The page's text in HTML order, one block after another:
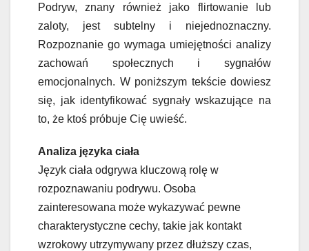
Podryw, znany również jako flirtowanie lub
zaloty, jest subtelny i niejednoznaczny.
Rozpoznanie go wymaga umiejętności analizy
zachowań społecznych i sygnałów
emocjonalnych. W poniższym tekście dowiesz
się, jak identyfikować sygnały wskazujące na
to, że ktoś próbuje Cię uwieść.
Analiza języka ciała
Język ciała odgrywa kluczową rolę w
rozpoznawaniu podrywu. Osoba
zainteresowana może wykazywać pewne
charakterystyczne cechy, takie jak kontakt
wzrokowy utrzymywany przez dłuższy czas,